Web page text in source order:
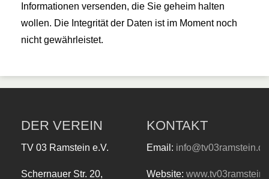
Informationen versenden, die Sie geheim halten
wollen. Die Integrität der Daten ist im Moment noch
nicht gewährleistet.
DER VEREIN
TV 03 Ramstein e.V.
Schernauer Str. 20,
KONTAKT
Email: info@tv03ramstein.de
Website: